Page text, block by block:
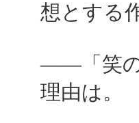
想とする
――「笑の
理由は。